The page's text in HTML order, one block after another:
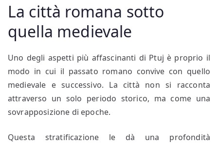
La città romana sotto
quella medievale
Uno degli aspetti più affascinanti di Ptuj è proprio il
modo in cui il passato romano convive con quello
medievale e successivo. La città non si racconta
attraverso un solo periodo storico, ma come una
sovrapposizione di epoche.
Questa stratificazione le dà una profondità